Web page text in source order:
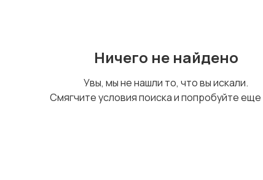
Ничего не найдено
Увы, мы не нашли то, что вы искали.
Смягчите условия поиска и попробуйте еще